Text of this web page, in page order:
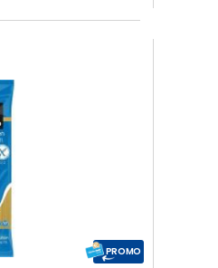
PROMO